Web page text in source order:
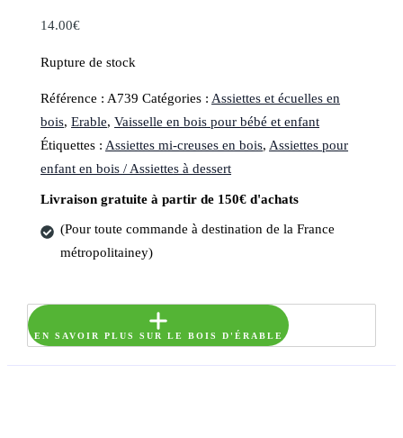
14.00€
Rupture de stock
Référence :A739 Catégories :Assiettes et écuelles en
bois,Erable,Vaisselle en bois pour bébé et enfant
Étiquettes :Assiettes mi-creuses en bois,Assiettes pour
enfant en bois / Assiettes à dessert
Livraison gratuite à partir de 150€ d'achats
(Pour toute commande à destination de la France
métropolitainey)
EN SAVOIR PLUS SUR LE BOIS D'ÉRABLE